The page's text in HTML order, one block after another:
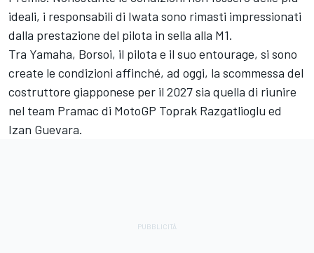
ideali, i responsabili di Iwata sono rimasti impressionati
dalla prestazione del pilota in sella alla M1.
Tra Yamaha, Borsoi, il pilota e il suo entourage, si sono
create le condizioni affinché, ad oggi, la scommessa del
costruttore giapponese per il 2027 sia quella di riunire
nel team Pramac di MotoGP Toprak Razgatlioglu ed
Izan Guevara.